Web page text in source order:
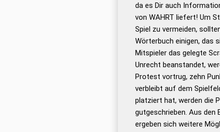
Wortbedeutung,
Gültigkeit eines Wortes
bestimmen!
Wörterbücher sind:
da es Dir auch
von WAHRT liefert! Um
Spiel zu vermeiden,
Wörterbuch einigen, das
Mitspieler das gelegte
Unrecht beanstandet,
Protest vortrug, zehn
verbleibt auf dem
platziert hat, werden die
gutgeschrieben. Aus den
ergeben sich weitere